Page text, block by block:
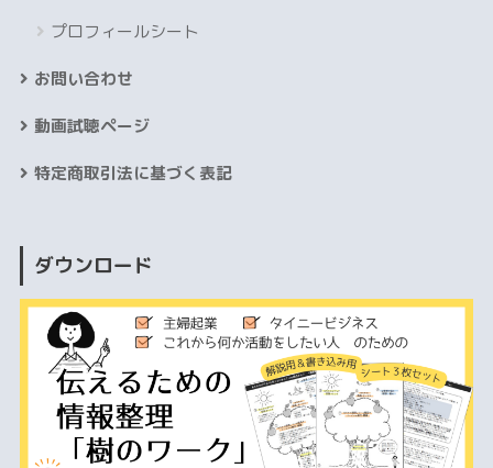
プロフィールシート
お問い合わせ
動画試聴ページ
特定商取引法に基づく表記
ダウンロード